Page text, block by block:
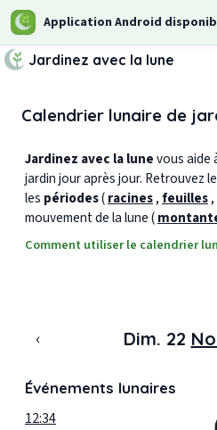
Application Android
Jardinez avec la lune
Calendrier lunaire de
Jardinez avec la lunevous aide
jardin jour après jour. Retrouvez
les périodes(racines, feuilles,
mouvement de la lune (
Comment utiliser le calendrier
‹ Dim. 22
Événements lunaires
12:34